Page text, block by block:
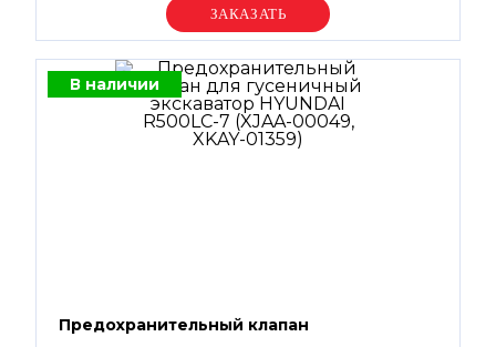
Уточняйте цену
В наличии
Предохранительный клапан